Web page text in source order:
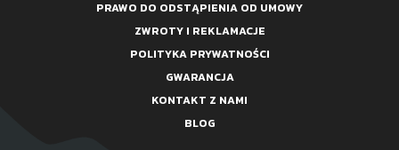
PRAWO DO ODSTĄPIENIA OD UMOWY
ZWROTY I REKLAMACJE
POLITYKA PRYWATNOŚCI
GWARANCJA
KONTAKT Z NAMI
BLOG